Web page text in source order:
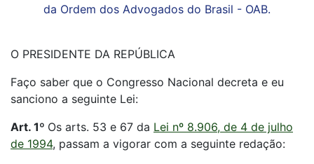
da Ordem dos Advogados do Brasil - OAB.
O PRESIDENTE DA REPÚBLICA
Faço saber que o Congresso Nacional decreta e eu
sanciono a seguinte Lei:
Art. 1º Os arts. 53 e 67 da Lei nº 8.906, de 4 de julho
de 1994, passam a vigorar com a seguinte redação: